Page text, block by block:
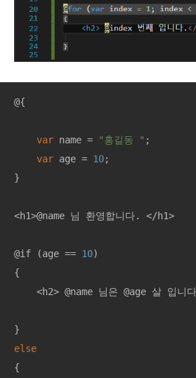
@{
var name = "홍길동 " ;
var age = 10;
}
<h1>@name 님 환영합니다. </h1>
@if (age == 10)
{
<h2> @name 님은 @age 살 입니
else
{